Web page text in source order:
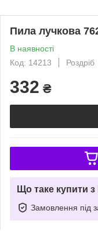
Пила лучкова
В наявності
Код: 14213
Роздріб
332 ₴
Що таке купити
Замовлення під